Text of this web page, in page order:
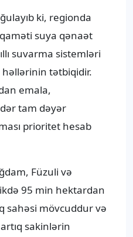
ki, regionda
suya qənaət
suvarma sistemləri
tətbiqidir.
emala,
tam dəyər
prioritet hesab
Füzuli və
95 min hektardan
sahəsi mövcuddur və
sakinlərin